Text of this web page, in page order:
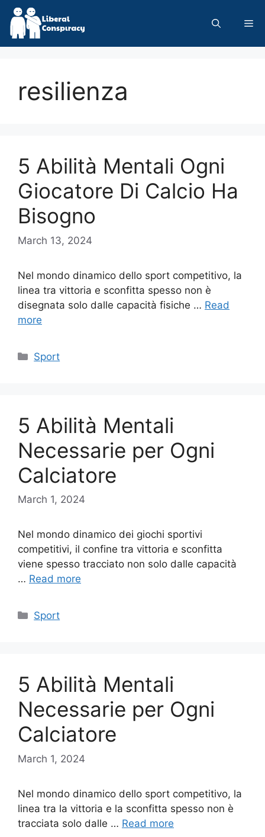
Skip
content
resilienza
5 Abilità Mentali Ogni
Giocatore Di Calcio Ha
Bisogno
March 13, 2024
Nel mondo dinamico dello sport competitivo, la
linea tra vittoria e sconfitta spesso non è
disegnata solo dalle capacità fisiche … Read
more
Categories
Sport
5 Abilità Mentali
Necessarie per Ogni
Calciatore
March 1, 2024
Nel mondo dinamico dei giochi sportivi
competitivi, il confine tra vittoria e sconfitta
viene spesso tracciato non solo dalle capacità
… Read more
Categories
Sport
5 Abilità Mentali
Necessarie per Ogni
Calciatore
March 1, 2024
Nel mondo dinamico dello sport competitivo, la
linea tra la vittoria e la sconfitta spesso non è
tracciata solo dalle … Read more